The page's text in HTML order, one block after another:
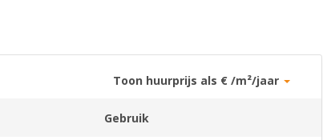
Toon huurprijs als € /m²/jaar
Gebruik